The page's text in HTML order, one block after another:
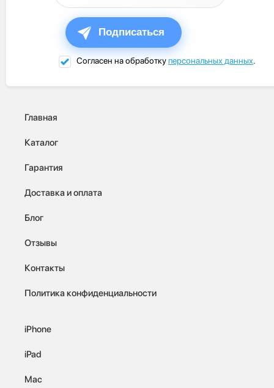
Подписаться
Согласен на обработкуперсональных данных.
Главная
Каталог
Гарантия
Доставка и оплата
Блог
Отзывы
Контакты
Политика конфиденциальности
iPhone
iPad
Mac